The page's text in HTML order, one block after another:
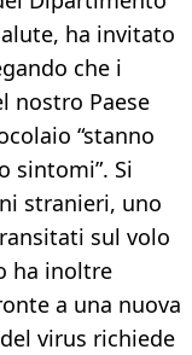
ha invitato
che i
nostro Paese
“stanno
sintomi”. Si
stranieri, uno
sul volo
ha inoltre
a una nuova
virus richiede